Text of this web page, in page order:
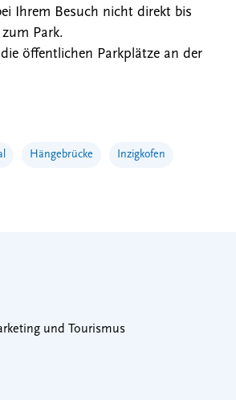
Ihrem Besuch nicht direkt bis
Park.
öffentlichen Parkplätze an der
Hängebrücke Inzigkofen
und Tourismus